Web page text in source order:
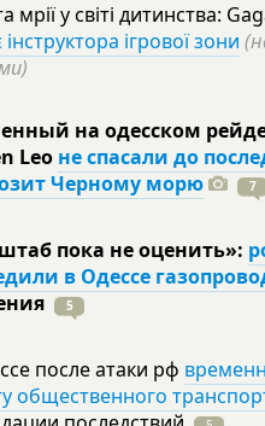
мрії у світі дитинства:
ігрової зони
на одесском
Leo не спасали до
Черному морю
7
пока не оценить»:
в Одессе
5
после атаки рф
общественного